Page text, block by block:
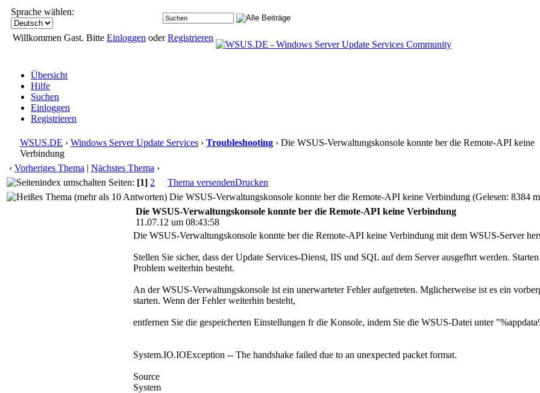
Sprache wählen:
Willkommen Gast. Bitte Einloggen oderRegistrieren
Übersicht
Hilfe
Suchen
Einloggen
Registrieren
WSUS.DE › Windows Server Update Services › Troubleshooting › Die WSUS-Verwaltungskonsole konnte ber die Remote-API keine
Verbindung
‹ Vorheriges Thema | Nächstes Thema ›
Seiten: [1] 2 Thema versendenDrucken
Die WSUS-Verwaltungskonsole konnte ber die Remote-API keine Verbindung (Gelesen: 8384
Die WSUS-Verwaltungskonsole konnte ber die Remote-API keine Verbindung
11.07.12 um 08:43:58
Die WSUS-Verwaltungskonsole konnte ber die Remote-API keine Verbindung mit dem WSUS-Server
Stellen Sie sicher, dass der Update Services-Dienst, IIS und SQL auf dem Server ausgefhrt werden.
Problem weiterhin besteht.
An der WSUS-Verwaltungskonsole ist ein unerwarteter Fehler aufgetreten. Mglicherweise ist es ein
starten. Wenn der Fehler weiterhin besteht,
entfernen Sie die gespeicherten Einstellungen fr die Konsole, indem Sie die WSUS-Datei unter
System.IO.IOException -- The handshake failed due to an unexpected packet format.
Source
System